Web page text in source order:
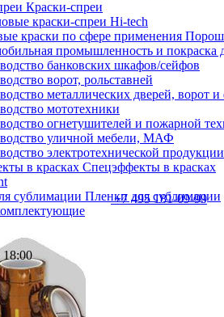
Краски-спреи
краски-спреи Hi-tech
промышленность и покраска
банковских шкафов/сейфов
ворот, рольставней
металлических дверей, ворот
мототехники
огнетушителей и пожарной
уличной мебели, МАФ
электротехнической продукции
Спецэффекты в красках
Пленки для сублимации
+7 495 181-09-99
18:00